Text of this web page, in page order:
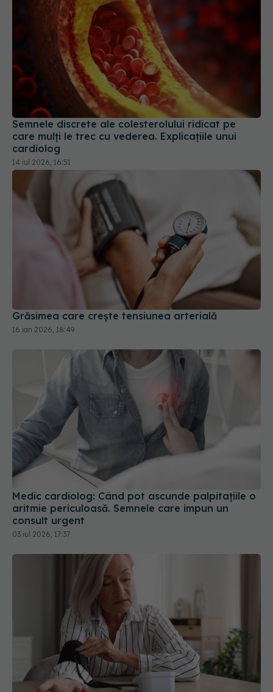
Semnele discrete ale colesterolului ridicat pe
care mulți le trec cu vederea. Explicațiile unui
cardiolog
14 iul 2026, 16:51
Grăsimea care crește tensiunea arterială
Medic cardiolog: Când pot ascunde palpitațiile o
aritmie periculoasă. Semnele care impun un
consult urgent
03 iul 2026, 17:37
Tensiunea diastolică scăzută la femeile vârstnice,
mortală. Medicii trag un semnal de alarmă
25 ian 2026, 11:46